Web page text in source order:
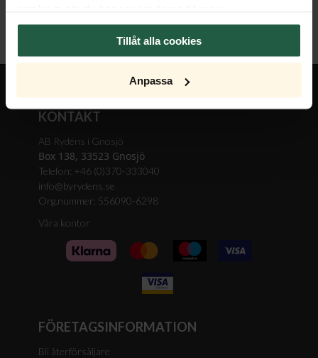
Tillåt alla cookies
Anpassa
KONTAKT
AB Rydéns i Gnosjö
Box 138, 33523 Gnosjö
Telefon: +46 (0)370-333040
info@byrydens.se
Org.nummer: 556090-6298
Våra kontor
FÖRETAGSINFORMATION
Bli återförsäljare